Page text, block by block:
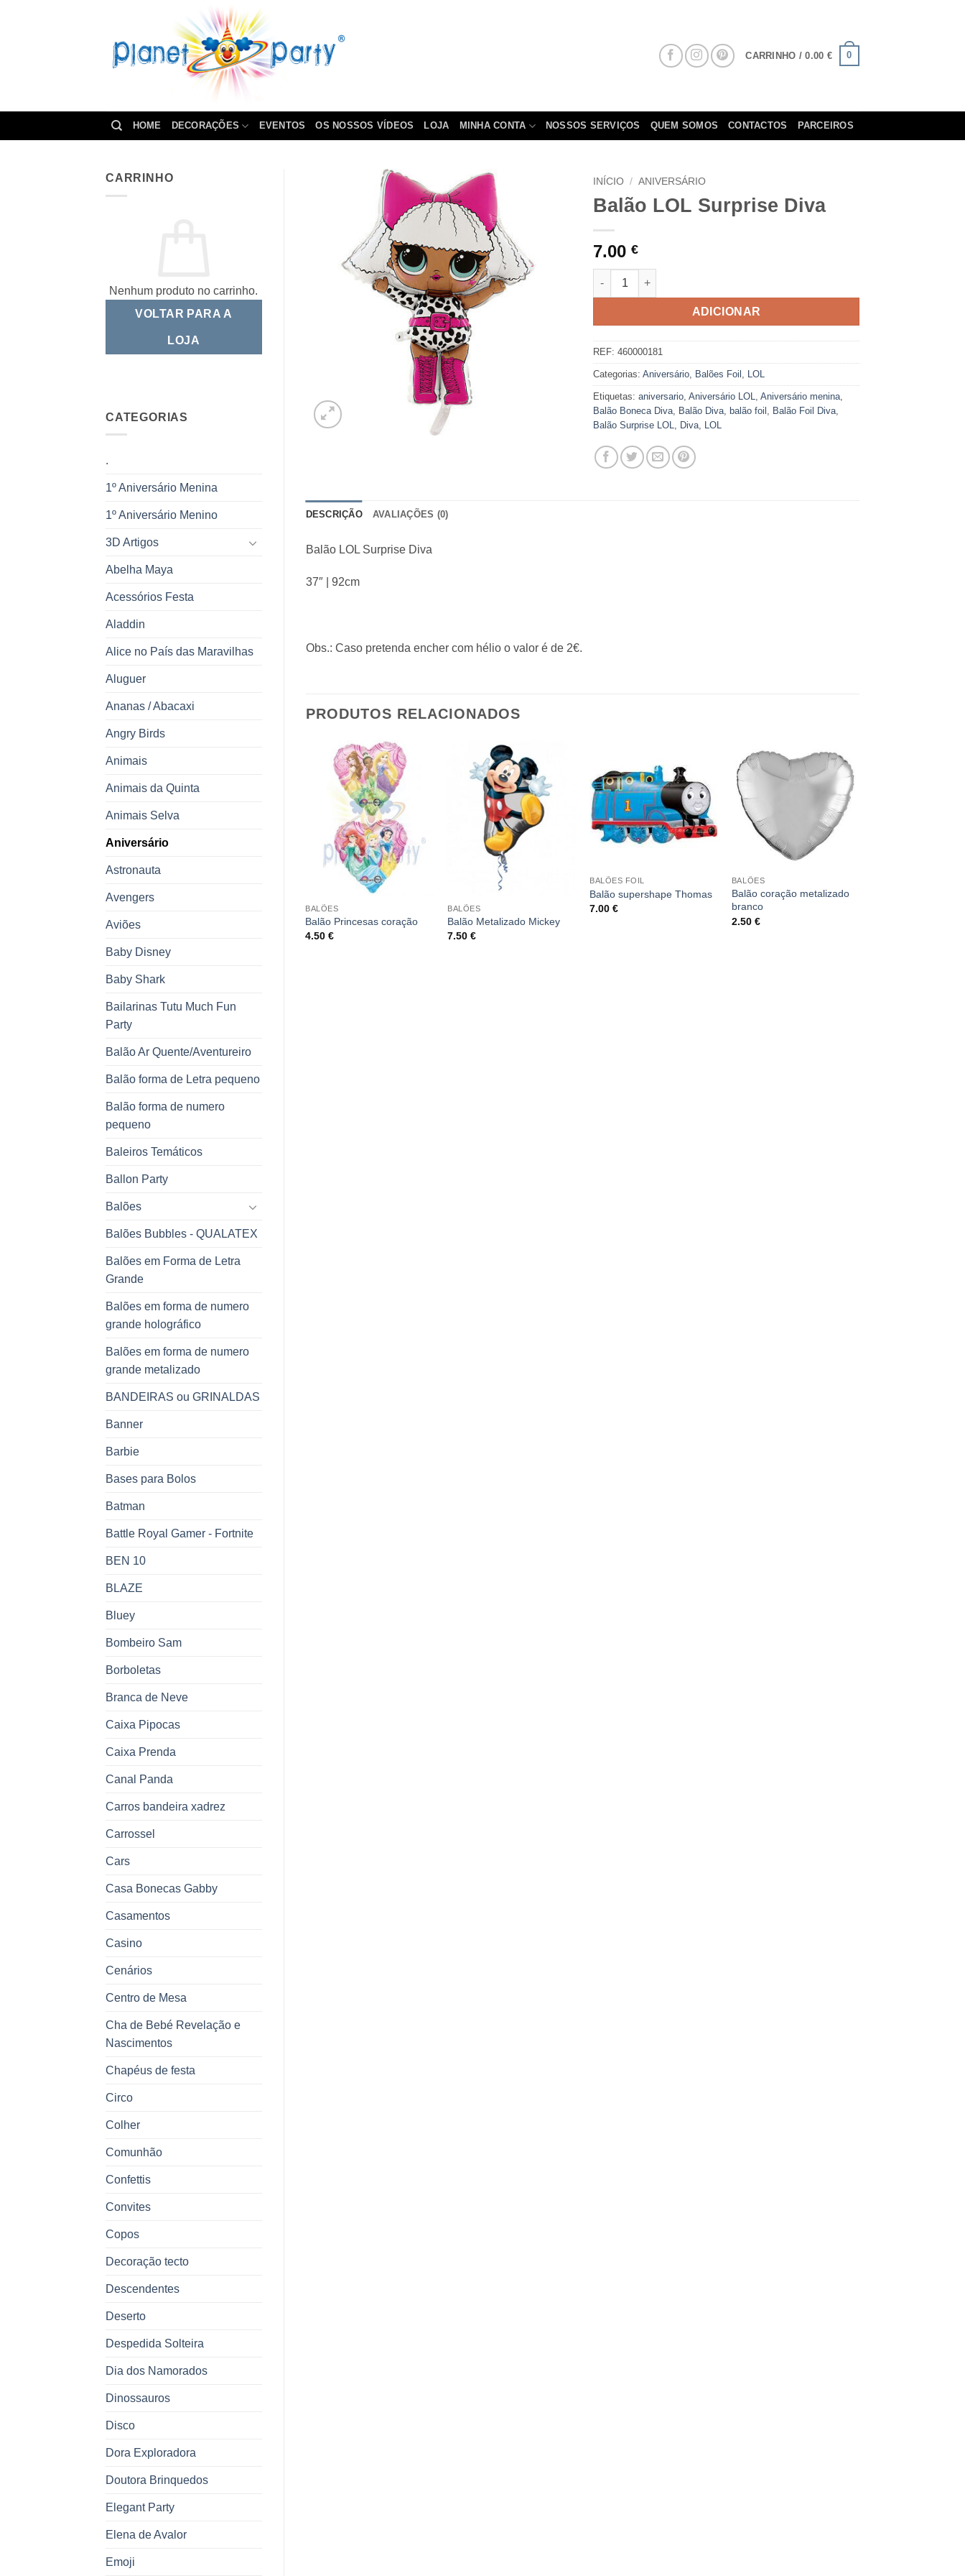
CARRINHO /0.00 € 0
HOME DECORAÇÕES EVENTOS OS NOSSOS VÍDEOS LOJA MINHA CONTA NOSSOS SERVIÇOS QUEM SOMOS CONTACTOS PARCEIROS
CARRINHO
Nenhum produto no carrinho.
VOLTAR PARA A
LOJA
CATEGORIAS
.
1º Aniversário Menina
1º Aniversário Menino
3D Artigos
Abelha Maya
Acessórios Festa
Aladdin
Alice no País das Maravilhas
Aluguer
Ananas / Abacaxi
Angry Birds
Animais
Animais da Quinta
Animais Selva
Aniversário
Astronauta
Avengers
Aviões
Baby Disney
Baby Shark
Bailarinas Tutu Much Fun
Party
Balão Ar Quente/Aventureiro
Balão forma de Letra pequeno
Balão forma de numero
pequeno
Baleiros Temáticos
Ballon Party
Balões
Balões Bubbles - QUALATEX
Balões em Forma de Letra
Grande
Balões em forma de numero
grande holográfico
Balões em forma de numero
grande metalizado
BANDEIRAS ou GRINALDAS
Banner
Barbie
Bases para Bolos
Batman
Battle Royal Gamer - Fortnite
BEN 10
BLAZE
Bluey
Bombeiro Sam
Borboletas
Branca de Neve
Caixa Pipocas
Caixa Prenda
Canal Panda
Carros bandeira xadrez
Carrossel
Cars
Casa Bonecas Gabby
Casamentos
Casino
Cenários
Centro de Mesa
Cha de Bebé Revelação e
Nascimentos
Chapéus de festa
Circo
Colher
Comunhão
Confettis
Convites
Copos
Decoração tecto
Descendentes
Deserto
Despedida Solteira
Dia dos Namorados
Dinossauros
Disco
Dora Exploradora
Doutora Brinquedos
Elegant Party
Elena de Avalor
Emoji
INÍCIO / ANIVERSÁRIO
Balão LOL Surprise Diva
7.00€
Quantidade de Balão LOL Surprise Diva
ADICIONAR
REF:460000181
Categorias:Aniversário Balões Foil LOL
Etiquetas:aniversario ,Aniversário LOL ,Aniversário menina
Balão Boneca Diva Balão Diva ,balão foil Balão Foil Diva
Balão Surprise LOL
Diva LOL
DESCRIÇÃO AVALIAÇÕES (0)
Balão LOL Surprise Diva
37″ | 92cm
Obs.: Caso pretenda encher com hélio o valor é de 2€.
PRODUTOS RELACIONADOS
BALÕES
Balão Princesas coração
4.50€
BALÕES
Balão Metalizado Mickey
7.50€
BALÕES FOIL
Balão supershape Thomas
7.00€
BALÕES
Balão coração metalizado
branco
2.50 €